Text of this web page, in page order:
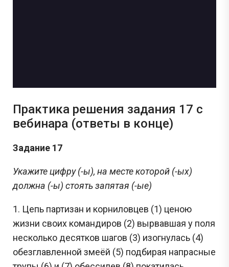
Практика решения задания 17 с
вебинара (ответы в конце)
Задание 17
Укажите цифру (-ы), на месте которой (-ых)
должна (-ы) стоять запятая (-ые)
1. Цепь партизан и корниловцев (1) ценою
жизни своих командиров (2) вырвавшая у поля
несколько десятков шагов (3) изогнулась (4)
обезглавленной змеёй (5) подбирая напрасные